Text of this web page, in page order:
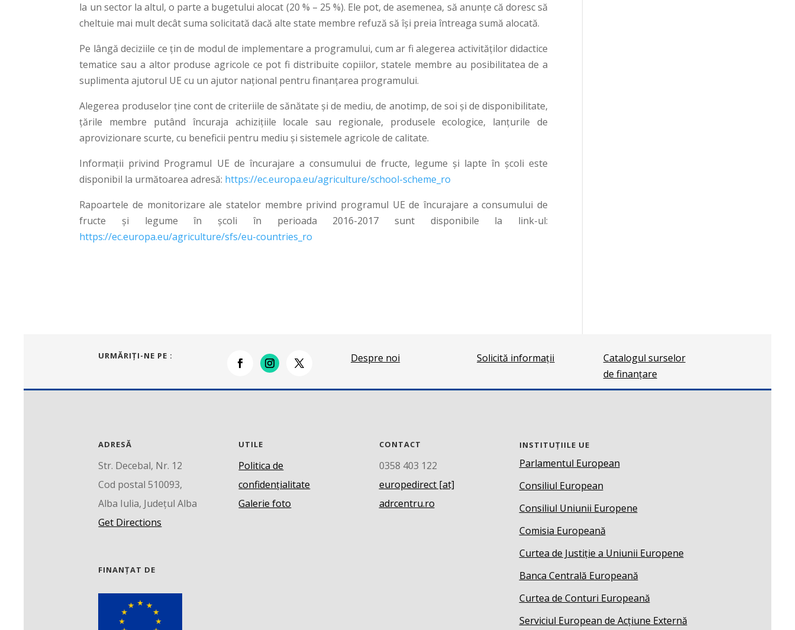
la un sector la altul, o parte a bugetului alocat (20 % – 25 %). Ele pot, de asemenea, să anunțe că doresc să
cheltuie mai mult decât suma solicitată dacă alte state membre refuză să își preia întreaga sumă alocată.
Pe lângă deciziile ce țin de modul de implementare a programului, cum ar fi alegerea activităților didactice
tematice sau a altor produse agricole ce pot fi distribuite copiilor, statele membre au posibilitatea de a
suplimenta ajutorul UE cu un ajutor național pentru finanțarea programului.
Alegerea produselor ține cont de criteriile de sănătate și de mediu, de anotimp, de soi și de disponibilitate,
țările membre putând încuraja achizițiile locale sau regionale, produsele ecologice, lanțurile de
aprovizionare scurte, cu beneficii pentru mediu și sistemele agricole de calitate.
Informații privind Programul UE de încurajare a consumului de fructe, legume și lapte în școli este
disponibil la următoarea adresă: https://ec.europa.eu/agriculture/school-scheme_ro
Rapoartele de monitorizare ale statelor membre privind programul UE de încurajare a consumului de
fructe și legume în școli în perioada 2016-2017 sunt disponibile la link-ul:
https://ec.europa.eu/agriculture/sfs/eu-countries_ro
URMĂRIŢI-NE PE : Despre noi Solicită informații
Catalogul surselor
de finanțare
ADRESĂ
Str. Decebal, Nr. 12
Cod postal 510093,
Alba Iulia, Județul Alba
Get Directions
UTILE
Politica de
confidențialitate
Galerie foto
CONTACT
0358 403 122
europedirect [at]
adrcentru.ro
FINANȚAT DE
INSTITUȚIILE UE
Parlamentul European
Consiliul European
Consiliul Uniunii Europene
Comisia Europeană
Curtea de Justiție a Uniunii Europene
Banca Centrală Europeană
Curtea de Conturi Europeană
Serviciul European de Acțiune Externă